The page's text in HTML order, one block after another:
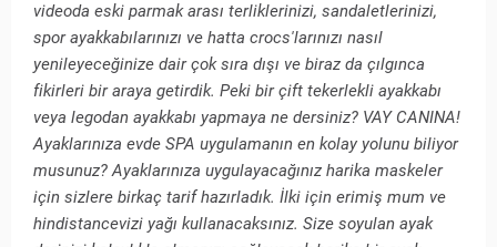
videoda eski parmak arası terliklerinizi, sandaletlerinizi,
spor ayakkabılarınızı ve hatta crocs'larınızı nasıl
yenileyeceğinize dair çok sıra dışı ve biraz da çılgınca
fikirleri bir araya getirdik. Peki bir çift tekerlekli ayakkabı
veya legodan ayakkabı yapmaya ne dersiniz? VAY CANINA!
Ayaklarınıza evde SPA uygulamanın en kolay yolunu biliyor
musunuz? Ayaklarınıza uygulayacağınız harika maskeler
için sizlere birkaç tarif hazırladık. İlki için erimiş mum ve
hindistancevizi yağı kullanacaksınız. Size soyulan ayak